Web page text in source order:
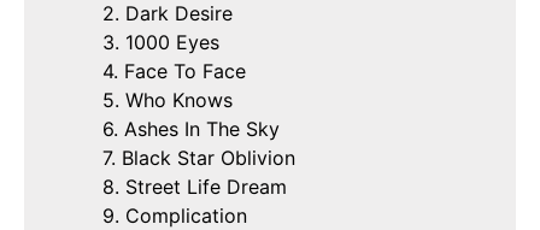
2. Dark Desire
3. 1000 Eyes
4. Face To Face
5. Who Knows
6. Ashes In The Sky
7. Black Star Oblivion
8. Street Life Dream
9. Complication